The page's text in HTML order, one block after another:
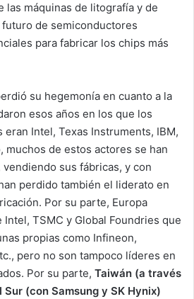
las máquinas de litografía y de
de semiconductores
para fabricar los chips más
su hegemonía en cuanto a la
esos años en los que los
Intel, Texas Instruments, IBM,
muchos de estos actores se han
sus fábricas, y con
perdido también el liderato en
Por su parte, Europa
TSMC y Global Foundries que
propias como Infineon,
pero no son tampoco líderes en
Por su parte, Taiwán (a través
(con Samsung y SK Hynix)